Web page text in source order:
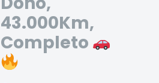
43.000Km,
Completo